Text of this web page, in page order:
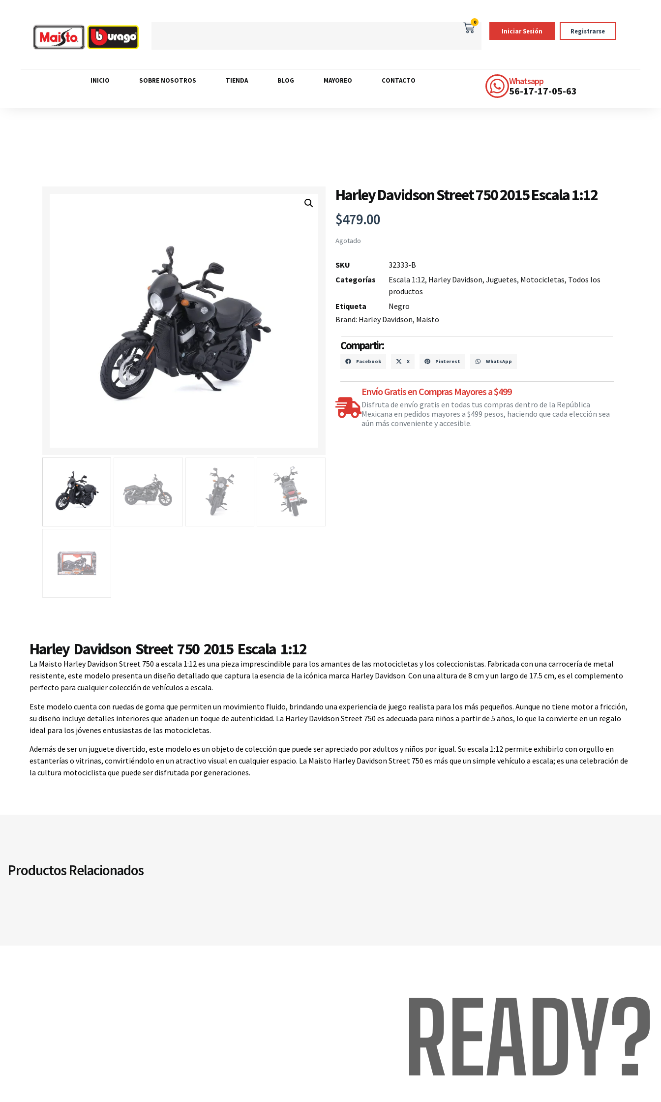
0
Iniciar Sesión Registrarse
INICIO SOBRE NOSOTROS TIENDA BLOG MAYOREO CONTACTO Whatsapp
56-17-17-05-63
Harley Davidson Street 750 2015 Escala 1:12
$479.00
Agotado
SKU
32333-B
Categorías
Escala 1:12, Harley Davidson, Juguetes, Motocicletas, Todos los
productos
Etiqueta
Negro
Brand: Harley Davidson, Maisto
Compartir:
Facebook X Pinterest WhatsApp
Envío Gratis en Compras Mayores a $499
Disfruta de envío gratis en todas tus compras dentro de la República
Mexicana en pedidos mayores a $499 pesos, haciendo que cada elección sea
aún más conveniente y accesible.
Harley Davidson Street 750 2015 Escala 1:12
La Maisto Harley Davidson Street 750 a escala 1:12 es una pieza imprescindible para los amantes de las motocicletas y los coleccionistas. Fabricada con una carrocería de metal
resistente, este modelo presenta un diseño detallado que captura la esencia de la icónica marca Harley Davidson. Con una altura de 8 cm y un largo de 17.5 cm, es el complemento
perfecto para cualquier colección de vehículos a escala.
Este modelo cuenta con ruedas de goma que permiten un movimiento fluido, brindando una experiencia de juego realista para los más pequeños. Aunque no tiene motor a fricción,
su diseño incluye detalles interiores que añaden un toque de autenticidad. La Harley Davidson Street 750 es adecuada para niños a partir de 5 años, lo que la convierte en un regalo
ideal para los jóvenes entusiastas de las motocicletas.
Además de ser un juguete divertido, este modelo es un objeto de colección que puede ser apreciado por adultos y niños por igual. Su escala 1:12 permite exhibirlo con orgullo en
estanterías o vitrinas, convirtiéndolo en un atractivo visual en cualquier espacio. La Maisto Harley Davidson Street 750 es más que un simple vehículo a escala; es una celebración de
la cultura motociclista que puede ser disfrutada por generaciones.
Productos Relacionados
READY?